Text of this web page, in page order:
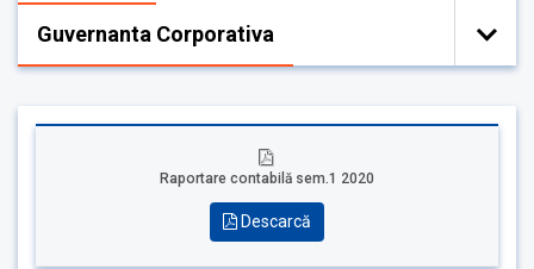
Guvernanta Corporativa
Raportare contabilă sem.1 2020
Descarcă